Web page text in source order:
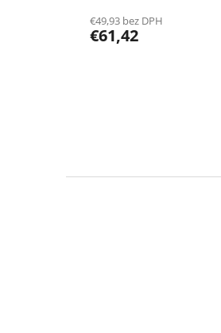
€49,93 bez DPH
€61,42